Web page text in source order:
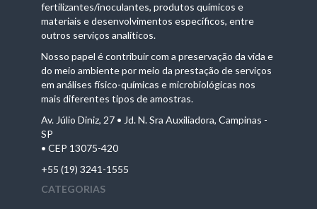
fertilizantes/inoculantes, produtos químicos e
materiais e desenvolvimentos específicos, entre
outros serviços analíticos.
Nosso papel é contribuir com a preservação da vida e
do meio ambiente por meio da prestação de serviços
em análises físico-químicas e microbiológicas nos
mais diferentes tipos de amostras.
Av. Júlio Diniz, 27 • Jd. N. Sra Auxiliadora, Campinas -
SP
• CEP 13075-420
+55 (19) 3241-1555
CATEGORIAS